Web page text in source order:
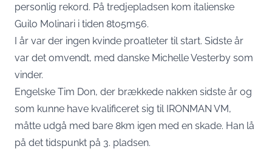
personlig rekord. På tredjepladsen kom italienske
Guilo Molinari i tiden 8t05m56.
I år var der ingen kvinde proatleter til start. Sidste år
var det omvendt, med danske Michelle Vesterby som
vinder.
Engelske Tim Don, der brækkede nakken sidste år og
som kunne have kvalificeret sig til IRONMAN VM,
måtte udgå med bare 8km igen med en skade. Han lå
på det tidspunkt på 3. pladsen.